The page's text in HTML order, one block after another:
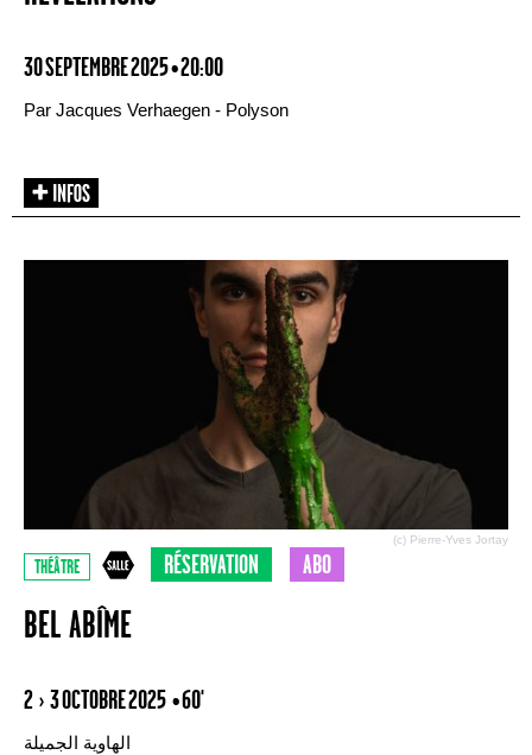
30 SEPTEMBRE 2025 • 20:00
Par Jacques Verhaegen - Polyson
(c) Pierre-Yves Jortay
THÉÂTRE RÉSERVATION ABO
BEL ABÎME
2 › 3 OCTOBRE 2025 • 60'
الهاوية الجميلة